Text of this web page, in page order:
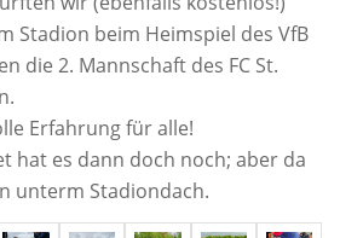
Stadion beim Heimspiel des VfB
die 2. Mannschaft des FC St.
Erfahrung für alle!
hat es dann doch noch; aber da
unterm Stadiondach.